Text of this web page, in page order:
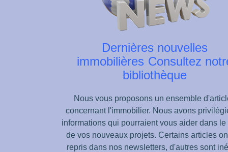
Dernières nouvelles
immobilières Consultez
bibliothèque
Nous vous proposons un ensemble
concernant l'immobilier. Nous avons
informations qui pourraient vous aider dans le
de vos nouveaux projets. Certains articles
repris dans nos newsletters, d'autres sont